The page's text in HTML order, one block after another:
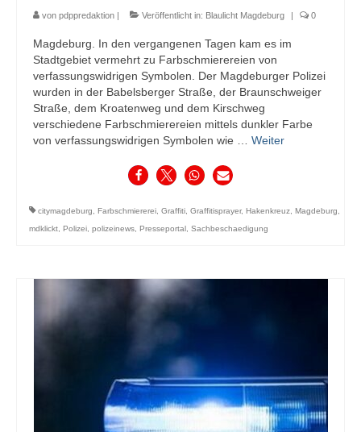
von pdppredaktion Veröffentlicht in: Blaulicht Magdeburg 0
Magdeburg. In den vergangenen Tagen kam es im
Stadtgebiet vermehrt zu Farbschmierereien von
verfassungswidrigen Symbolen. Der Magdeburger Polizei
wurden in der Babelsberger Straße, der Braunschweiger
Straße, dem Kroatenweg und dem Kirschweg
verschiedene Farbschmierereien mittels dunkler Farbe
von verfassungswidrigen Symbolen wie … Weiter
citymagdeburg, Farbschmiererei, Graffiti, Graffitisprayer, Hakenkreuz, Magdeburg,
mdklickt, Polizei, polizeinews, Presseportal , Sachbeschaedigung